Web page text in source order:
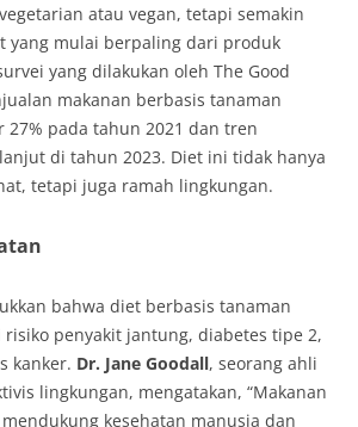
atau vegan, tetapi semakin
yang mulai berpaling dari produk
yang dilakukan oleh The Good
makanan berbasis tanaman
27% pada tahun 2021 dan tren
di tahun 2023. Diet ini tidak hanya
tetapi juga ramah lingkungan.
bahwa diet berbasis tanaman
penyakit jantung, diabetes tipe 2,
kanker. Dr. Jane Goodall, seorang ahli
lingkungan, mengatakan, “Makanan
kesehatan manusia dan